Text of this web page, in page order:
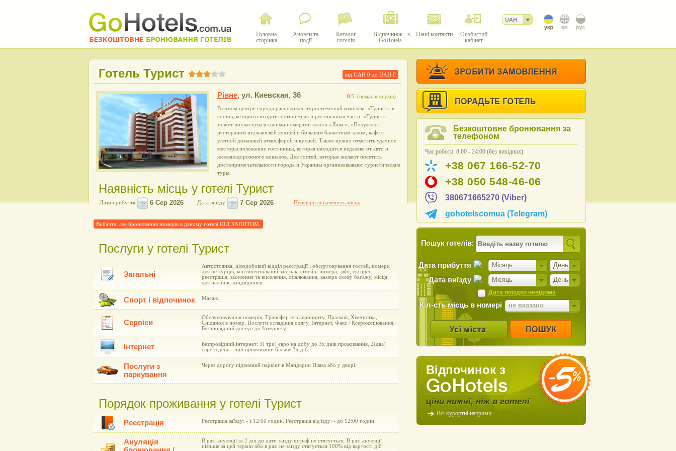
Головна
сторінка
Анонси та
події
Каталог
готелів
Відпочинок з
GoHotels
Наші контакти
Особистий
кабінет
UAH
від UAH0 до UAH0
Готель Турист
0/5 (немає відгуків)
Рівне, ул. Киевская, 36
В самом центре города расположен туристический комплекс «Турист» в
состав, которого входит гостиничная и ресторанная части. «Турист»
может похвастаться своими номерами класса «Люкс», «Полулюкс»,
рестораном итальянской кухней и большим банкетным залом, кафе с
уютной домашней атмосферой и кухней. Также нужно отметить удачное
месторасположение гостиницы, которая находится недалеко от авто и
железнодорожного вокзалов. Для гостей, которые желают посетить
достопримечательности города и Украины организовывают туристические
туры.
Наявність місць у готелі Турист
Дата прибуття Дата виїзду Перевірити наявність місць
Вибачте, але бронювання номерів в даному готелі ПІД ЗАПИТОМ.
Послуги у готелі Турист
Загальні
Автостоянка, цілодобовий відділ реєстрації і обслуговування гостей, номери
для не курців, континентальний завтрак, сімейні номера, ліфт, експрес
реєстрація, заселення та виселення, опалювання, камера схову багажу, місця
для паління, кондиціонер.
Спорт і відпочинок Масаж.
Сервіси
Обслуговування номерів, Трансфер в/із аеропорту, Пральня, Хімчистка,
Сніданок в номер, Послуги з гладіння одягу, Інтернет, Факс / Ксерокопіювання,
Безпровідний доступ до Інтернету.
Інтернет
Безпровідний інтернет: 3( три) євро на добу до 3х днів проживання, 2(два)
євро в день - при проживанні більше 3х діб.
Послуги з
паркування
Через дорогу підземний паркінг в Мандарин Плаза або у дворі.
Порядок проживання у готелі Турист
Реєстрація Реєстрація заїзду: - з 12:00 годин. Реєстрація від'їзду: - до 12:00 годин.
Ануляція
В разі ануляції за 2 дні до дати заїзду штраф не стягується. В разі ануляції
пізніше за цей термін або в разі не заїзду стягується 100% від вартості діб
Безкоштовне бронювання за
телефоном
Час роботи: 8:00 - 24:00 (без вихідних)
+38 067 166-52-70
+38 050 548-46-06
380671665270 (Viber)
gohotelscomua (Telegram)
Пошук готелів:
Місяць День
Дата прибуття
Місяць День
Дата виїзду
Дата поїздки невідома
Кіл-сть місць в номері не вказано
Відпочинок з
ціни нижчі, ніж в готелі
Всі курортні напрями